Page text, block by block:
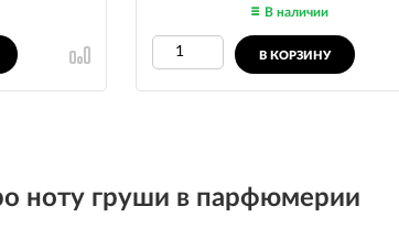
В наличии
В КОРЗИНУ
ноту груши в парфюмерии